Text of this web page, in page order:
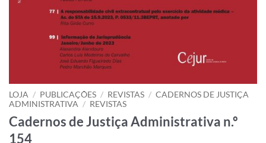
LOJA / PUBLICAÇÕES / REVISTAS / CADERNOS DE JUSTIÇA
ADMINISTRATIVA / REVISTAS
Cadernos de Justiça Administrativa n.º
154